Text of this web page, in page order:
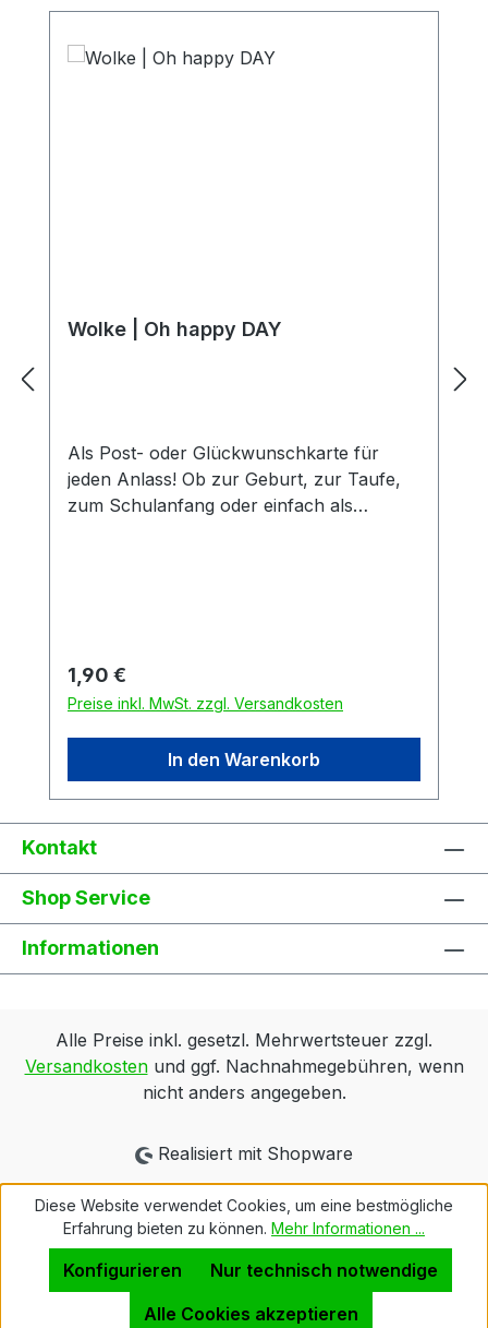
Wolke | Oh happy DAY
Als Post- oder Glückwunschkarte für
jeden Anlass! Ob zur Geburt, zur Taufe,
zum Schulanfang oder einfach als
Regulärer Preis:
1,90 €
Preise inkl. MwSt. zzgl. Versandkosten
In den Warenkorb
Kontakt
Shop Service
Informationen
Alle Preise inkl. gesetzl. Mehrwertsteuer zzgl.
Versandkostenund ggf. Nachnahmegebühren, wenn
nicht anders angegeben.
Realisiert mit Shopware
Diese Website verwendet Cookies, um eine bestmögliche
Erfahrung bieten zu können. Mehr Informationen ...
Nur technisch notwendige
Konfigurieren
Alle Cookies akzeptieren